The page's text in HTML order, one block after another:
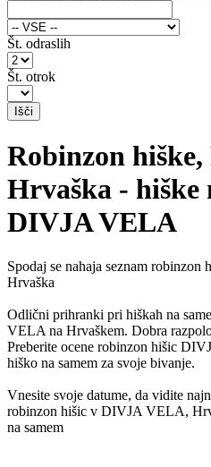
Št. odraslih
Št. otrok
Robinzon
Hrvaška - hiške
DIVJA VELA
Spodaj se nahaja seznam
Hrvaška
Odlični prihranki pri hiškah na
VELA na Hrvaškem. Dobra
Preberite ocene robinzon hišic
hiško na samem za svoje bivanje.
Vnesite svoje datume, da vidite
robinzon hišic v DIVJA VELA,
na samem